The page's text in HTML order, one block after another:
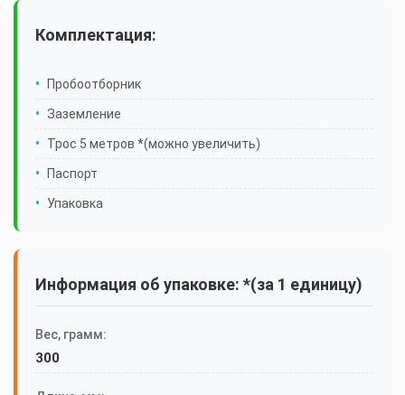
Комплектация:
Пробоотборник
Заземление
Трос 5 метров *(можно увеличить)
Паспорт
Упаковка
Информация об упаковке: *(за 1 единицу)
Вес, грамм:
300